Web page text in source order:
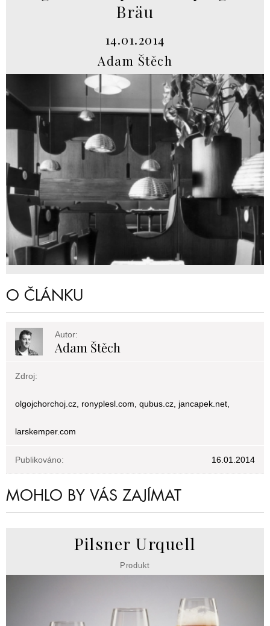
Bräu
14.01.2014
Adam Štěch
O ČLÁNKU
Autor:
Adam Štěch
Zdroj:
olgojchorchoj.cz, ronyplesl.com, qubus.cz, jancapek.net,
larskemper.com
Publikováno: 16.01.2014
MOHLO BY VÁS ZAJÍMAT
Pilsner Urquell
Produkt